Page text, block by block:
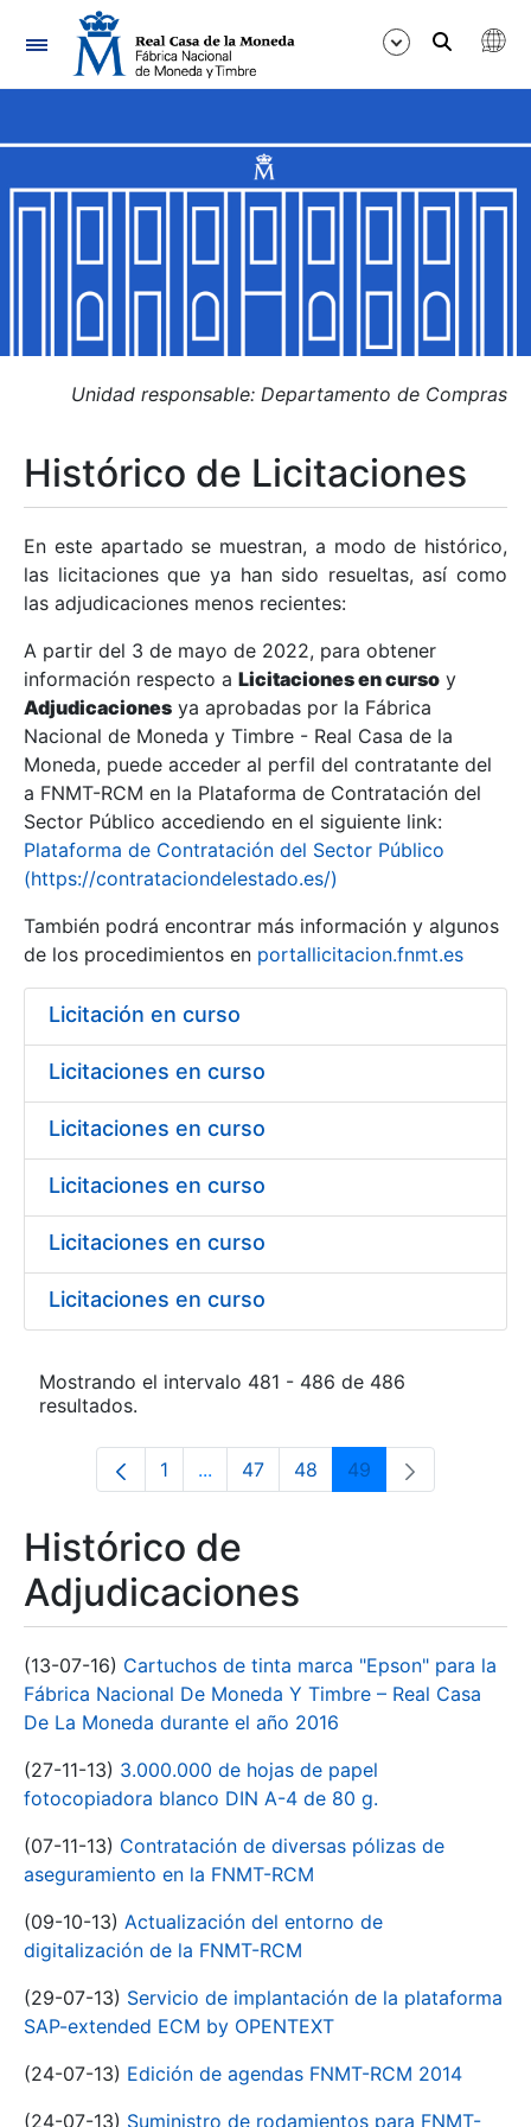
Navegación
Mostrar/Ocultar
Mostrar/Ocultar
Mostrar/Ocultar
Mostrar/Ocultar
Mostrar/Ocultar
Mostrar/Ocultar
Unidad responsable: Departamento de Compras
Histórico de Licitaciones
En este apartado se muestran, a modo de histórico,
las licitaciones que ya han sido resueltas, así como
las adjudicaciones menos recientes:
A partir del 3 de mayo de 2022, para obtener
información respecto a Licitaciones en curso y
Adjudicaciones ya aprobadas por la Fábrica
Nacional de Moneda y Timbre - Real Casa de la
Moneda, puede acceder al perfil del contratante del
a FNMT-RCM en la Plataforma de Contratación del
Sector Público accediendo en el siguiente link:
Plataforma de Contratación del Sector Público
(https://contrataciondelestado.es/)
También podrá encontrar más información y algunos
de los procedimientos en portallicitacion.fnmt.es
Licitación en curso
Licitaciones en curso
Licitaciones en curso
Licitaciones en curso
Licitaciones en curso
Licitaciones en curso
Mostrando el intervalo 481 - 486 de 486
resultados.
Página
1 ...Páginas intermedias Use TAB para
Página
47 Página
48 Página
49
Histórico de
Adjudicaciones
(13-07-16) Cartuchos de tinta marca "Epson" para la
Fábrica Nacional De Moneda Y Timbre – Real Casa
De La Moneda durante el año 2016
(27-11-13) 3.000.000 de hojas de papel
fotocopiadora blanco DIN A-4 de 80 g.
(07-11-13) Contratación de diversas pólizas de
aseguramiento en la FNMT-RCM
(09-10-13) Actualización del entorno de
digitalización de la FNMT-RCM
(29-07-13) Servicio de implantación de la plataforma
SAP-extended ECM by OPENTEXT
(24-07-13) Edición de agendas FNMT-RCM 2014
(24-07-13) Suministro de rodamientos para FNMT-